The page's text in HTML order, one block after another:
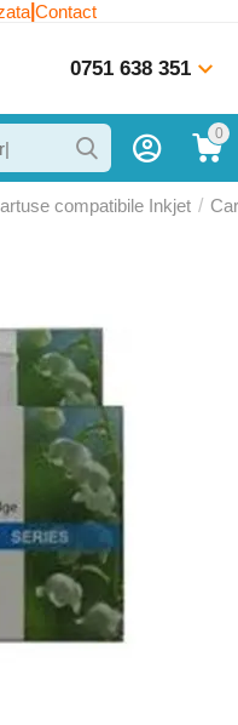
Contact
0751 638 351
0
compatibile Inkjet /